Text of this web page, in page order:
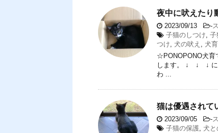
夜中に吠えたり
2023/09/13 -
子猫のしつけ, 子
つけ, 犬の吠え , 犬
☆PONOPONO犬育
します。 ↓ ↓ ↓ に
わ ...
猫は優遇されて
2023/09/05 -
子猫の保護, 犬と